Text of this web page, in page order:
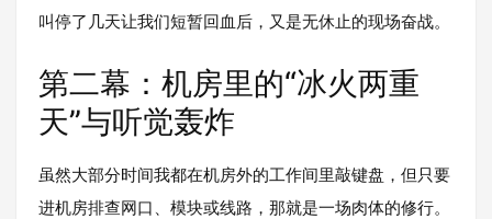
叫停了几天让我们短暂回血后，又是无休止的现场奋战。
第二幕：机房里的“冰火两重
天”与听觉轰炸
虽然大部分时间我都在机房外的工作间里敲键盘，但只要
进机房排查网口、模块或线路，那就是一场肉体的修行。